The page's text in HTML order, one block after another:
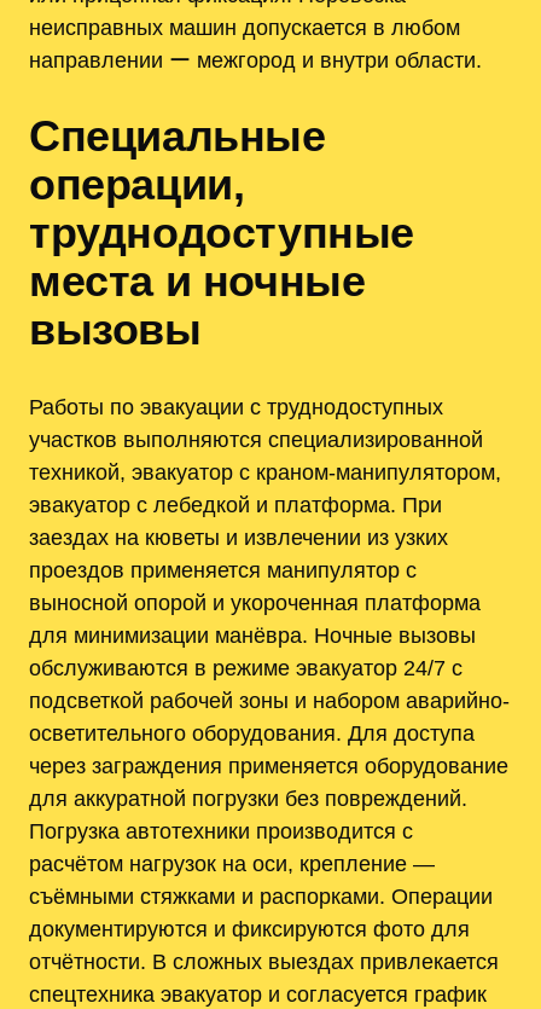
неисправных машин допускается в любом
направлении ー межгород и внутри области.
Специальные
операции,
труднодоступные
места и ночные
вызовы
Работы по эвакуации с труднодоступных
участков выполняются специализированной
техникой, эвакуатор с краном-манипулятором,
эвакуатор с лебедкой и платформа. При
заездах на кюветы и извлечении из узких
проездов применяется манипулятор с
выносной опорой и укороченная платформа
для минимизации манёвра. Ночные вызовы
обслуживаются в режиме эвакуатор 24/7 с
подсветкой рабочей зоны и набором аварийно-
осветительного оборудования. Для доступа
через заграждения применяется оборудование
для аккуратной погрузки без повреждений.
Погрузка автотехники производится с
расчётом нагрузок на оси, крепление —
съёмными стяжками и распорками. Операции
документируются и фиксируются фото для
отчётности. В сложных выездах привлекается
спецтехника эвакуатор и согласуется график